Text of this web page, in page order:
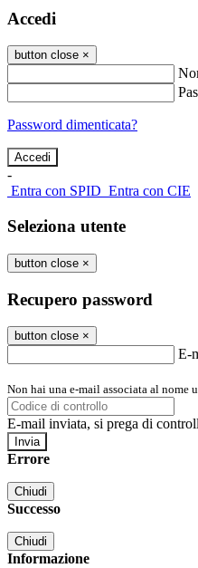
Accedi
button close ×
Password dimenticata?
-
Entra con SPID Entra con CIE
Seleziona utente
button close ×
Recupero password
button close ×
E-
Non hai una e-mail associata al nome
E-mail inviata, si prega di
Errore
Chiudi
Successo
Chiudi
Informazione